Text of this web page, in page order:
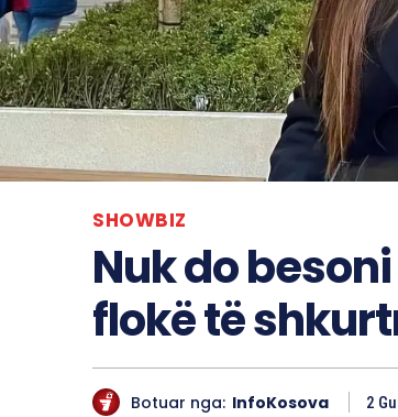
SHOWBIZ
Nuk do
flokë të
Botuar nga: InfoKosova 2